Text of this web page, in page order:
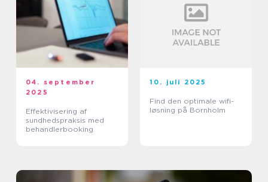
04. september
2025
Effektivisering af
sundhedspraksis med
behandlerbooking
10. juli 2025
Find den optimale wifi-
løsning på Bornholm